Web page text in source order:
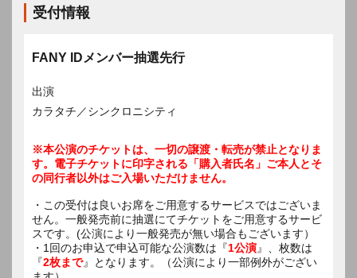
受付情報
FANY IDメンバー抽選先行
出演
カラタチ／シンクロニシティ
※本公演のチケットは、一切の譲渡・転売が禁止となりま
す。電子チケットに印字される「購入者氏名」ご本人とそ
の同行者以外はご入場いただけません。
・この受付は良いお席をご用意するサービスではございま
せん。一般発売前に抽選にてチケットをご用意するサービ
スです。(公演により一般発売が無い場合もございます）
・1回のお申込で申込可能な公演数は『1公演』、枚数は
『2枚まで』となります。（公演により一部例外がござい